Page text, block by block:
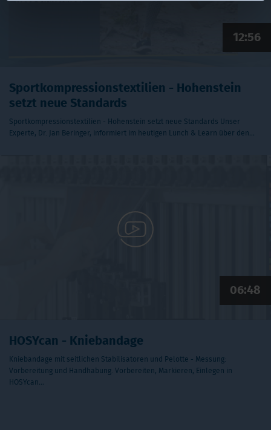
12:56
Sportkompressionstextilien - Hohenstein
setzt neue Standards
Sportkompressionstextilien - Hohenstein setzt neue Standards Unser
Experte, Dr. Jan Beringer, informiert im heutigen Lunch & Learn über den…
06:48
HOSYcan - Kniebandage
Kniebandage mit seitlichen Stabilisatoren und Pelotte - Messung:
Vorbereitung und Handhabung. Vorbereiten, Markieren, Einlegen in
HOSYcan…